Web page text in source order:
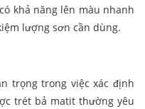
khả năng lên màu nhanh
lượng sơn cần dùng.
trọng trong việc xác định
trét bả matit thường yêu